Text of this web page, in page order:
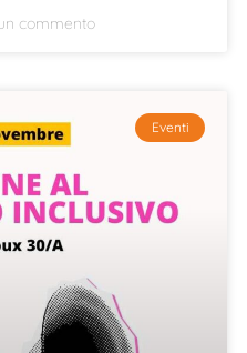
commento
Eventi